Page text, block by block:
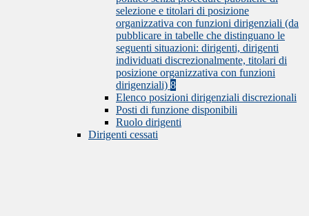
selezione e titolari di posizione
organizzativa con funzioni dirigenziali (da
pubblicare in tabelle che distinguano le
seguenti situazioni: dirigenti, dirigenti
individuati discrezionalmente, titolari di
posizione organizzativa con funzioni
dirigenziali) 8
Elenco posizioni dirigenziali discrezionali
Posti di funzione disponibili
Ruolo dirigenti
Dirigenti cessati